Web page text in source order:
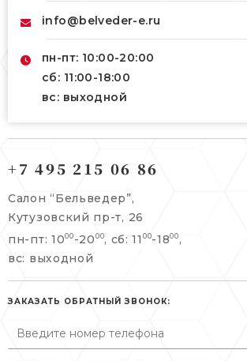
info@belveder-e.ru
пн-пт: 10:00-20:00
сб: 11:00-18:00
вс: выходной
info@belveder-e.ru
пн-пт: 10:00-20:00
сб, вс: выходной
Берсеневский переулок, 3/10с7
+7 495 477 45 43
info@belveder-e.ru
пн-пт: 10:00-19:00
сб: выходной
+7 495 215 06 86
Салон “Бельведер”,
Кутузовский пр-т, 26
пн-пт: 1000 -20 00, сб: 11 00-1800 ,
вс: выходной
ЗАКАЗАТЬ ОБРАТНЫЙ ЗВОНОК: